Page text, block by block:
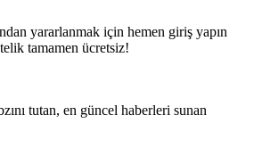
yararlanmak için hemen giriş yapın
tamamen ücretsiz!
tutan, en güncel haberleri sunan